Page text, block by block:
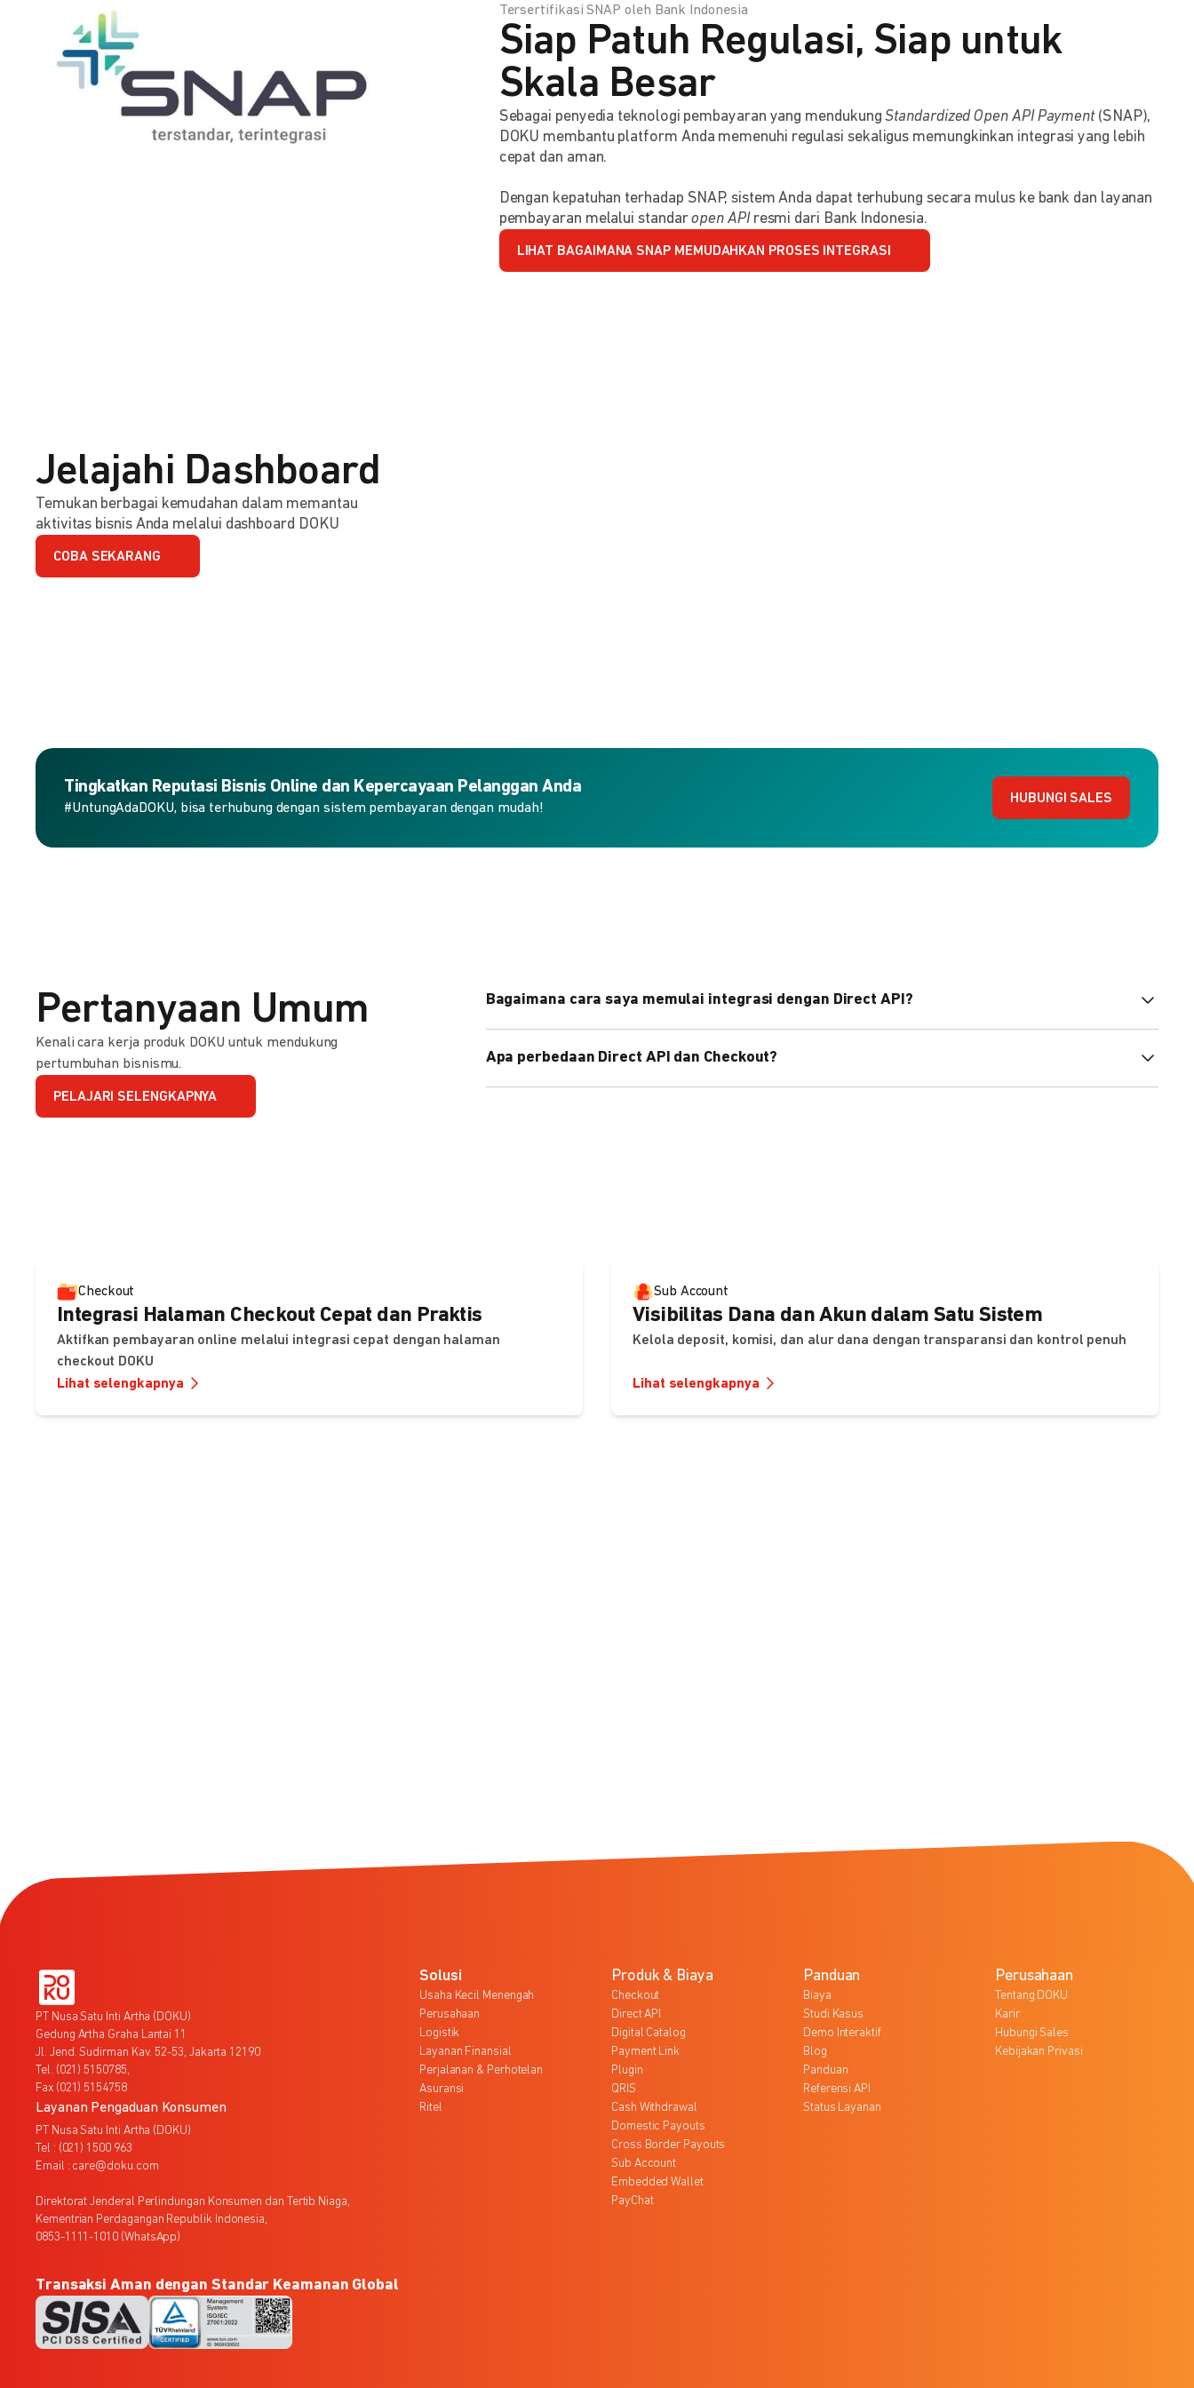
Tersertifikasi SNAP oleh Bank Indonesia
Siap Patuh Regulasi, Siap untuk
Skala Besar
Sebagai penyedia teknologi pembayaran yang mendukungStandardized Open API Payment(SNAP),
DOKU membantu platform Anda memenuhi regulasi sekaligus memungkinkan integrasi yang lebih
cepat dan aman.
Dengan kepatuhan terhadap SNAP, sistem Anda dapat terhubung secara mulus ke bank dan layanan
pembayaran melalui standaropen APIresmi dari Bank Indonesia.
LIHAT BAGAIMANA SNAP MEMUDAHKAN PROSES INTEGRASI
Jelajahi Dashboard
Temukan berbagai kemudahan dalam memantau
aktivitas bisnis Anda melalui dashboard DOKU
COBA SEKARANG
Tingkatkan Reputasi Bisnis Online dan Kepercayaan Pelanggan Anda
#UntungAdaDOKU, bisa terhubung dengan sistem pembayaran dengan mudah!
HUBUNGI SALES
Pertanyaan Umum
Kenali cara kerja produk DOKU untuk mendukung
pertumbuhan bisnismu.
PELAJARI SELENGKAPNYA
Bagaimana cara saya memulai integrasi dengan Direct API?
Pelajari selengkapnyadi sini.
Apa perbedaan Direct API dan Checkout?
Checkout
Integrasi Halaman Checkout Cepat dan Praktis
Aktifkan pembayaran online melalui integrasi cepat dengan halaman
checkout DOKU
Lihat selengkapnya
Sub Account
Visibilitas Dana dan Akun dalam Satu Sistem
Kelola deposit, komisi, dan alur dana dengan transparansi dan kontrol penuh
Lihat selengkapnya
PT Nusa Satu Inti Artha (DOKU)
Gedung Artha Graha Lantai 11
Jl. Jend. Sudirman Kav. 52-53, Jakarta 12190
Tel. (021) 5150785,
Fax (021) 5154758
Layanan Pengaduan Konsumen
PT Nusa Satu Inti Artha (DOKU)
Tel : (021) 1500 963
Email : care@doku.com
Direktorat Jenderal Perlindungan Konsumen dan Tertib Niaga,
Kementrian Perdagangan Republik Indonesia,
0853-1111-1010 (WhatsApp)
Solusi
Usaha Kecil Menengah
Perusahaan
Logistik
Layanan Finansial
Perjalanan & Perhotelan
Asuransi
Ritel
Produk & Biaya
Checkout
Direct API
Digital Catalog
Payment Link
Plugin
QRIS
Cash Withdrawal
Domestic Payouts
Cross Border Payouts
Sub Account
Embedded Wallet
PayChat
Panduan
Biaya
Studi Kasus
Demo Interaktif
Blog
Panduan
Referensi API
Status Layanan
Perusahaan
Tentang DOKU
Karir
Hubungi Sales
Kebijakan Privasi
Transaksi Aman dengan Standar Keamanan Global